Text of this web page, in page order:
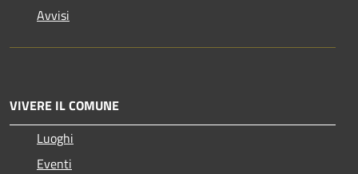
Avvisi
VIVERE IL COMUNE
Luoghi
Eventi